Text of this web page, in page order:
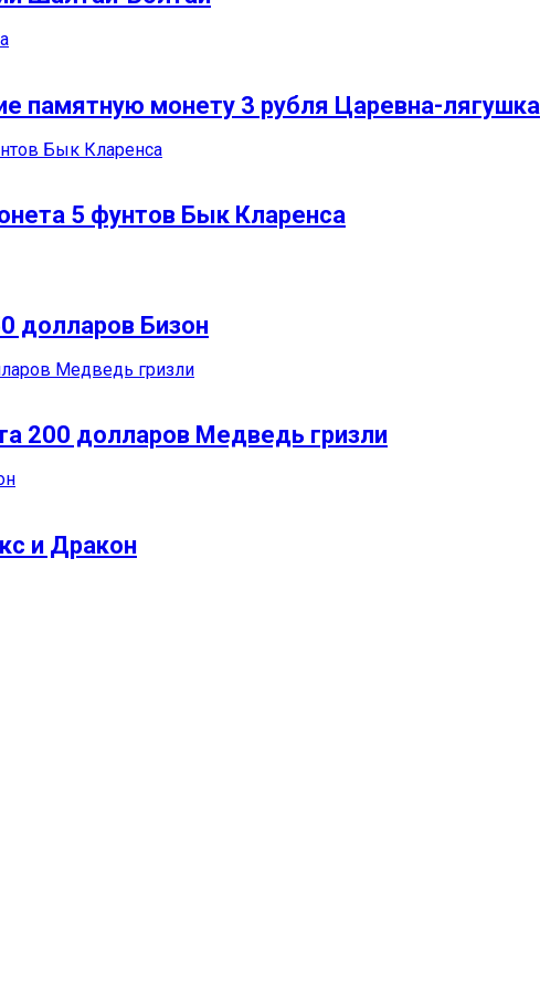
памятную монету 3 рубля Царевна-лягушка
5 фунтов Бык Кларенса
долларов Бизон
200 долларов Медведь гризли
и Дракон